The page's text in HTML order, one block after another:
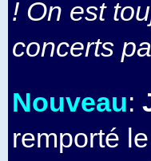
! On est
concerts
Nouveau:
remporté